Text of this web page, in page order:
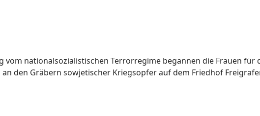
vom nationalsozialistischen Terrorregime begannen die Frauen
den Gräbern sowjetischer Kriegsopfer auf dem Friedhof